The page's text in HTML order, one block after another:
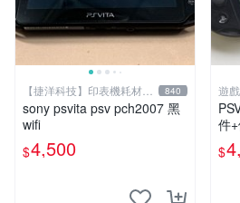
【捷洋科技】印表機耗材專
賣
840
sony psvita psv pch2007 黑
wifi
$4,500
遊
件+伊
$